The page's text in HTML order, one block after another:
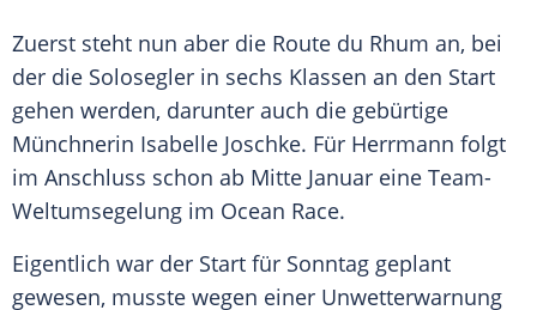
Zuerst steht nun aber die Route du Rhum an, bei
der die Solosegler in sechs Klassen an den Start
gehen werden, darunter auch die gebürtige
Münchnerin Isabelle Joschke. Für Herrmann folgt
im Anschluss schon ab Mitte Januar eine Team-
Weltumsegelung im Ocean Race.
Eigentlich war der Start für Sonntag geplant
gewesen, musste wegen einer Unwetterwarnung